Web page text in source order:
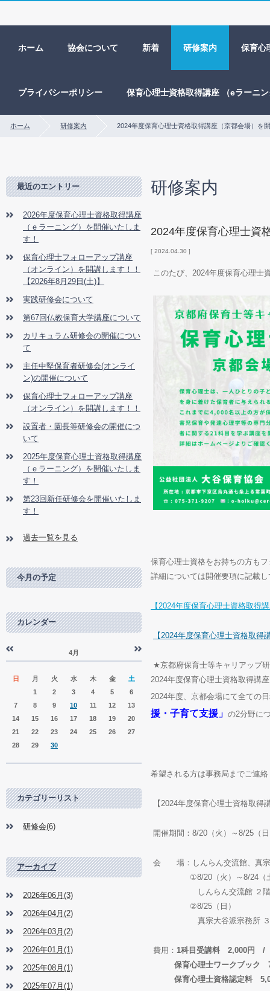
ホーム 協会について 新着 研修案内 保育心
プライバシーポリシー 保育心理士資格取得講座 （eラーニ
ホーム 研修案内 2024年度保育心理士資格取得講座（京都会場）を
研修案内
2024.04.30
2024年度保育心理士資
このたび、 2024年度保育心理士
保育心理士資格をお持ちの方も
詳細については開催要項に記載
【2024年度保育心理士資格取得
【2024年度保育心理士資格取得
★京都府保育士等キャリアップ
2024年度保育心理士資格取得講
2024年度、京都会場にて全ての
援・子育て支援」 の2分野に
希望される方は事務局までご連
【2024年度保育心理士資格取得
開催期間 ： 8/20 （火）～ 8/25 （
会 場：しんらん交流館、真宗
①8/20 （火）～ 8/24
しんらん交流館 ２階 大谷
②8/25 （日）
真宗大谷派宗務所 ３階 議
費用： 1科目受講料 2,000 円 /
保育心理士ワークブック
保育心理士資格認定料
最近のエントリー
2026年度保育心理士資格取得講座
（ｅラーニング）を開催いたしま
す！
保育心理士フォローアップ講座
（オンライン）を開講します！！
【2026年8月29日(土)】
実践研修会について
第67回仏教保育大学講座について
カリキュラム研修会の開催につい
て
主任中堅保育者研修会(オンライ
ン)の開催について
保育心理士フォローアップ講座
（オンライン）を開講します！！
設置者・園長等研修会の開催につ
いて
2025年度保育心理士資格取得講座
（ｅラーニング）を開催いたしま
す！
第23回新任研修会を開催いたしま
す！
過去一覧を見る
今月の予定
カレンダー
«
4月
»
日 月 火 水 木 金
土
1
2 3 4 5
6
7
8 9 10 11 12
13
14
15 16 17 18 19
20
21
22 23 24 25 26
27
28
29 30
カテゴリーリスト
研修会(6)
アーカイブ
2026年06月(3)
2026年04月(2)
2026年03月(2)
2026年01月(1)
2025年08月(1)
2025年07月(1)